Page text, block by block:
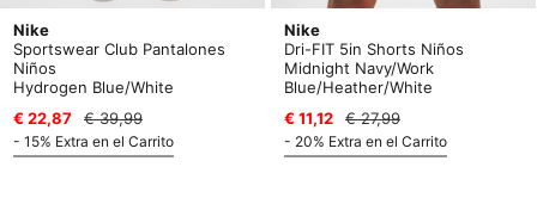
Nike
Sportswear Club Pantalones
Niños
Hydrogen Blue/White
€ 22,87
€ 39,99
- 15% Extra en el Carrito
Nike
Dri-FIT 5in Shorts Niños
Midnight Navy/Work
Blue/Heather/White
€ 11,12
€ 27,99
- 20% Extra en el Carrito